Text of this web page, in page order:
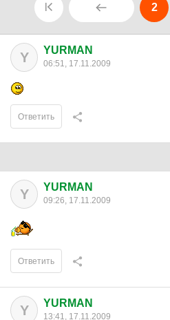
2
Y YURMAN
06:51, 17.11.2009
Ответить
Y YURMAN
09:26, 17.11.2009
Ответить
Y YURMAN
13:41, 17.11.2009